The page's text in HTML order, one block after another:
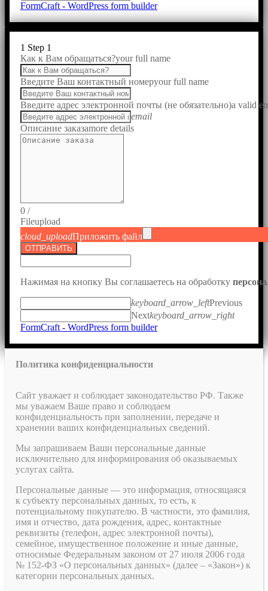
FormCraft - WordPress form builder
1 Step 1
Как к Вам обращаться?your full name
Введите Ваш контактный номерyour full name
Введите адрес электронной почты (не обязательно)a valid
email
Описание заказаmore details
0 /
Fileupload
cloud_uploadПриложить файл
ОТПРАВИТЬ
Нажимая на кнопку Вы соглашаетесь на обработку
keyboard_arrow_leftPrevious
Nextkeyboard_arrow_right
FormCraft - WordPress form builder
Политика конфиденциальности
Сайт уважает и соблюдает законодательство РФ. Также
мы уважаем Ваше право и соблюдаем
конфиденциальность при заполнении, передаче и
хранении ваших конфиденциальных сведений.
Мы запрашиваем Ваши персональные данные
исключительно для информирования об оказываемых
услугах сайта.
Персональные данные — это информация, относящаяся
к субъекту персональных данных, то есть, к
потенциальному покупателю. В частности, это фамилия,
имя и отчество, дата рождения, адрес, контактные
реквизиты (телефон, адрес электронной почты),
семейное, имущественное положение и иные данные,
относимые Федеральным законом от 27 июля 2006 года
№ 152-ФЗ «О персональных данных» (далее – «Закон») к
категории персональных данных.